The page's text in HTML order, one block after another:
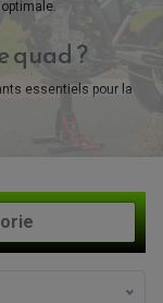
quad ?
essentiels pour la
de la puissance,
éviter une usure
la conduite.